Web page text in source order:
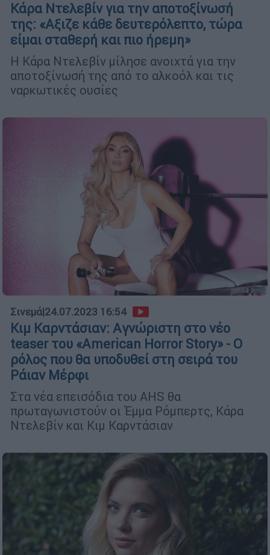
Κάρα Ντελεβίν για την αποτοξίνωσή
της: «Αξιζε κάθε δευτερόλεπτο, τώρα
είμαι σταθερή και πιο ήρεμη»
H Κάρα Ντελεβίν μίλησε ανοιχτά για την
αποτοξίνωσή της από το αλκοόλ και τις
ναρκωτικές ουσίες
Σινεμά|24.07.2023 16:54
Κιμ Καρντάσιαν: Aγνώριστη στο νέο
teaser του «American Horror Story» - Ο
ρόλος που θα υποδυθεί στη σειρά του
Ράιαν Μέρφι
Στα νέα επεισόδια του AHS θα
πρωταγωνιστούν οι Έμμα Ρόμπερτς, Κάρα
Ντελεβίν και Κιμ Καρντάσιαν